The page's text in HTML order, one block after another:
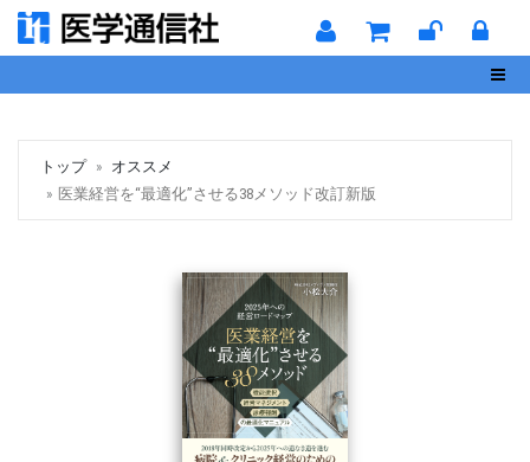
トップ
オススメ
医業経営を“最適化”させる38メソッド改訂新版